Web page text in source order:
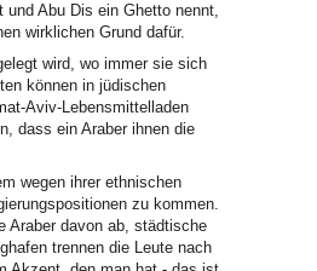
Abu Dis ein Ghetto nennt,
wirklichen Grund dafür.
wird, wo immer sie sich
können in jüdischen
Aviv-Lebensmittelladen
dass ein Araber ihnen die
wegen ihrer ethnischen
zu kommen.
Araber davon ab, städtische
trennen die Leute nach